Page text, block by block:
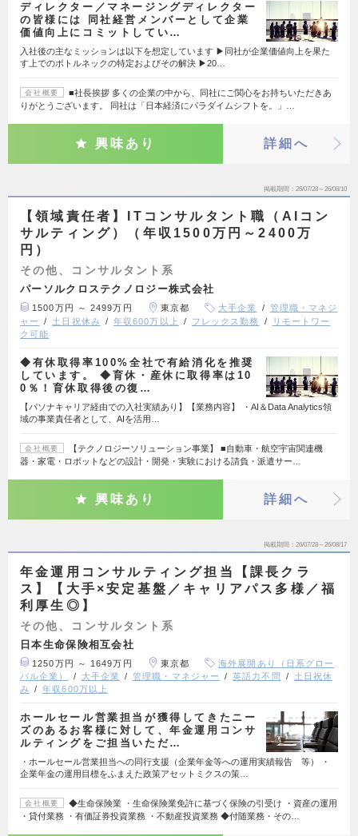
ディレクター／マネージングディレクター
の皆様には 同社経営メンバーとして企業
価値向上にコミットしてい…
入社後の主なミッションは以下を想定しています ▶︎同社が企業価値向上を果た
す上でのボトルネックの特定およびその解決 ▶︎20…
会社概要
■社長挨拶 多くの企業の中から、同社にご関心をお持ちいただきあ
りがとうございます。 同社は「日本経済にパラダイムシフトを。」…
興味あり 詳細へ
掲載期間 26/07/28～26/08/10
【領域責任者】ITコンサルタント職（AIコン
サルティング）（年収1500万円～2400万
円）
その他、コンサルタント系
パーソルクロステクノロジー株式会社
1500万円 ～ 2499万円 東京都 大手企業
管理職・マネジ
ャー
土日祝休み 年収600万以上 フレックス勤務
リモートワー
ク可能
◆有休取得率100%全社で有給消化を推奨
しています。 ◆育休・産休に取得率は10
0％！育休取得後の復…
【パソナキャリア経由での入社実績あり】【業務内容】 ・AI＆Data Analytics領
域の事業責任者として、AIを活用…
会社概要
【テクノロジーソリューション事業】 ■自動車・航空宇宙関連機
器・家電・ロボットなどの設計・開発・実験における請負・派遣サー…
興味あり 詳細へ
掲載期間 26/07/28～26/08/17
年金運用コンサルティング担当【課長クラ
ス】【大手×安定基盤／キャリアパス多様／福
利厚生◎】
その他、コンサルタント系
日本生命保険相互会社
1250万円 ～ 1649万円 東京都
海外展開あり（日系グロー
バル企業）
大手企業 管理職・マネジャー 英語力不問
土日祝休
み
年収600万以上
ホールセール営業担当が獲得してきたニー
ズのあるお客様に対して、年金運用コンサ
ルティングをご担当いただ…
・ホールセール営業担当への同行支援（企業年金等への運用実績報告 等） ・
企業年金の運用目標をふまえた政策アセットミクスの策…
会社概要
◆生命保険業 ・生命保険業免許に基づく保険の引受け ・資産の運用
・貸付業務 ・有価証券投資業務 ・不動産投資業務 ◆付随業務・その…